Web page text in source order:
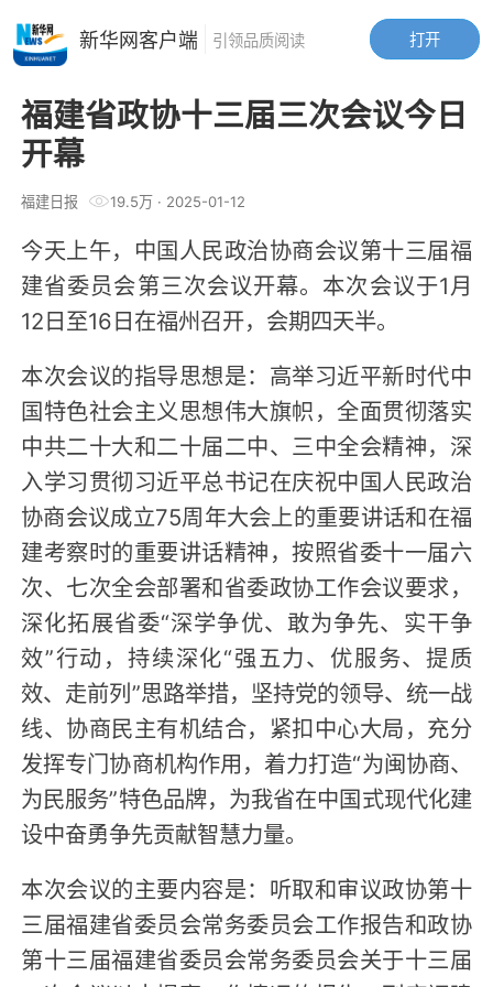
福建省政协十三届三次会议今日
开幕
福建日报 19.5万· 2025-01-12
今天上午，中国人民政治协商会议第十三届福
建省委员会第三次会议开幕。本次会议于1月
12日至16日在福州召开，会期四天半。
本次会议的指导思想是：高举习近平新时代中
国特色社会主义思想伟大旗帜，全面贯彻落实
中共二十大和二十届二中、三中全会精神，深
入学习贯彻习近平总书记在庆祝中国人民政治
协商会议成立75周年大会上的重要讲话和在福
建考察时的重要讲话精神，按照省委十一届六
次、七次全会部署和省委政协工作会议要求，
深化拓展省委“深学争优、敢为争先、实干争
效”行动，持续深化“强五力、优服务、提质
效、走前列”思路举措，坚持党的领导、统一战
线、协商民主有机结合，紧扣中心大局，充分
发挥专门协商机构作用，着力打造“为闽协商、
为民服务”特色品牌，为我省在中国式现代化建
设中奋勇争先贡献智慧力量。
本次会议的主要内容是：听取和审议政协第十
三届福建省委员会常务委员会工作报告和政协
第十三届福建省委员会常务委员会关于十三届
打开
新华网客户端 引领品质阅读